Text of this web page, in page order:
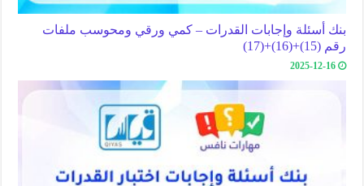
بنك أسئلة وإجابات القدرات – كمي ورقي ومحوسب ملفات
رقم (15)+(16)+(17)
2025-12-16